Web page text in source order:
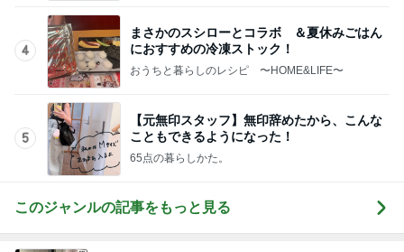
4
まさかのスシローとコラボ ＆夏休みごはん
におすすめの冷凍ストック！
おうちと暮らしのレシピ 〜HOME&LIFE〜
5
【元無印スタッフ】無印辞めたから、こんな
こともできるようになった！
65点の暮らしかた。
このジャンルの記事をもっと見る